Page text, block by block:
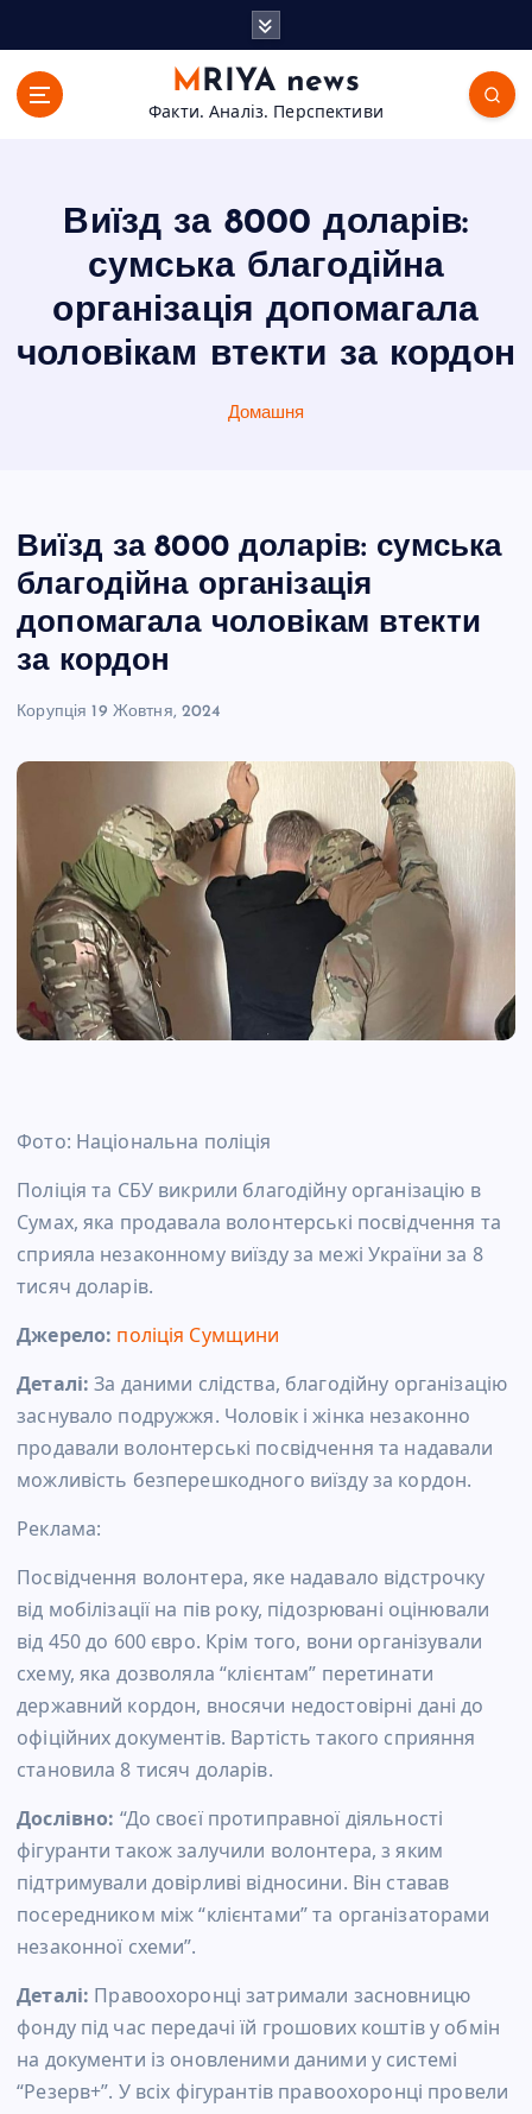
MRIYA news
Факти. Аналіз. Перспективи
Виїзд за 8000 доларів:
сумська благодійна
організація допомагала
чоловікам втекти за кордон
Домашня
Виїзд за 8000 доларів: сумська
благодійна організація
допомагала чоловікам втекти
за кордон
Корупція 19 Жовтня, 2024
Фото: Національна поліція
Поліція та СБУ викрили благодійну організацію в
Сумах, яка продавала волонтерські посвідчення та
сприяла незаконному виїзду за межі України за 8
тисяч доларів.
Джерело: поліція Сумщини
Деталі: За даними слідства, благодійну організацію
заснувало подружжя. Чоловік і жінка незаконно
продавали волонтерські посвідчення та надавали
можливість безперешкодного виїзду за кордон.
Реклама:
Посвідчення волонтера, яке надавало відстрочку
від мобілізації на пів року, підозрювані оцінювали
від 450 до 600 євро. Крім того, вони організували
схему, яка дозволяла “клієнтам” перетинати
державний кордон, вносячи недостовірні дані до
офіційних документів. Вартість такого сприяння
становила 8 тисяч доларів.
Дослівно: “До своєї протиправної діяльності
фігуранти також залучили волонтера, з яким
підтримували довірливі відносини. Він ставав
посередником між “клієнтами” та організаторами
незаконної схеми”.
Деталі: Правоохоронці затримали засновницю
фонду під час передачі їй грошових коштів у обмін
на документи із оновленими даними у системі
“Резерв+”. У всіх фігурантів правоохоронці провели